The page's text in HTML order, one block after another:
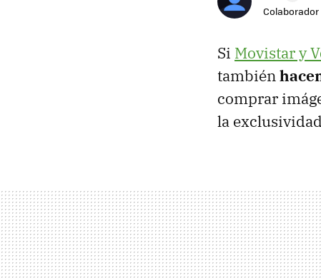
Colaborador
Si Movistar y
también
comprar
la